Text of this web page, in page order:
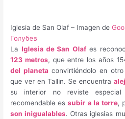
Iglesia de San Olaf – Imagen de
Голубев
La Iglesia de San Olafes
123 metros, que entre los años
del planetaconvirtiéndolo en otro
que ver en Tallin. Se encuentra
su interior no reviste
recomendable essubir a la torre,
son inigualables. Otras iglesias